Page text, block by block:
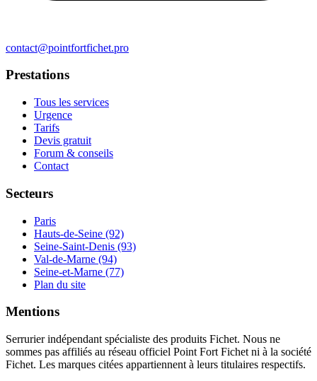
contact@pointfortfichet.pro
Prestations
Tous les services
Urgence
Tarifs
Devis gratuit
Forum & conseils
Contact
Secteurs
Paris
Hauts-de-Seine (92)
Seine-Saint-Denis (93)
Val-de-Marne (94)
Seine-et-Marne (77)
Plan du site
Mentions
Serrurier indépendant spécialiste des produits Fichet. Nous ne
sommes pas affiliés au réseau officiel Point Fort Fichet ni à la société
Fichet. Les marques citées appartiennent à leurs titulaires respectifs.